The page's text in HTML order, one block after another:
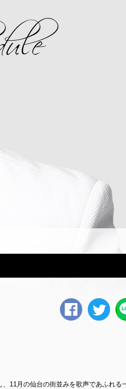
11月の仙台の街並みを歌声であふれる